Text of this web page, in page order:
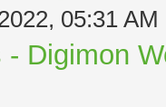
05:31 AM
Digimon